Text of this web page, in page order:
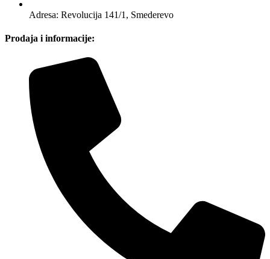
Adresa: Revolucija 141/1, Smederevo
Prodaja i informacije: